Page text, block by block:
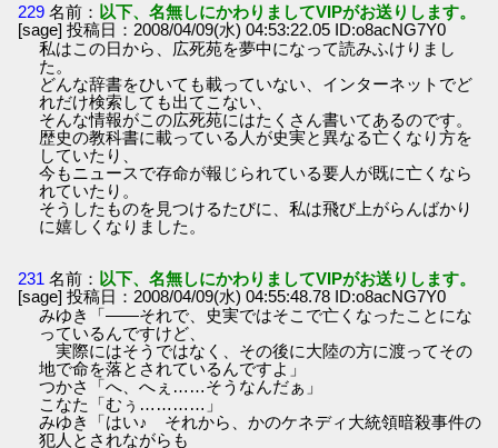
229 名前： 以下、名無しにかわりましてVIPがお送りします。
[sage] 投稿日：2008/04/09(水) 04:53:22.05 ID:o8acNG7Y0
私はこの日から、広死苑を夢中になって読みふけりまし
た。
どんな辞書をひいても載っていない、インターネットでど
れだけ検索しても出てこない、
そんな情報がこの広死苑にはたくさん書いてあるのです。
歴史の教科書に載っている人が史実と異なる亡くなり方を
していたり、
今もニュースで存命が報じられている要人が既に亡くなら
れていたり。
そうしたものを見つけるたびに、私は飛び上がらんばかり
に嬉しくなりました。
231 名前： 以下、名無しにかわりましてVIPがお送りします。
[sage] 投稿日：2008/04/09(水) 04:55:48.78 ID:o8acNG7Y0
みゆき「――それで、史実ではそこで亡くなったことにな
っているんですけど、
実際にはそうではなく、その後に大陸の方に渡ってその
地で命を落とされているんですよ」
つかさ「へ、へぇ……そうなんだぁ」
こなた「むぅ…………」
みゆき「はい♪ それから、かのケネディ大統領暗殺事件の
犯人とされながらも